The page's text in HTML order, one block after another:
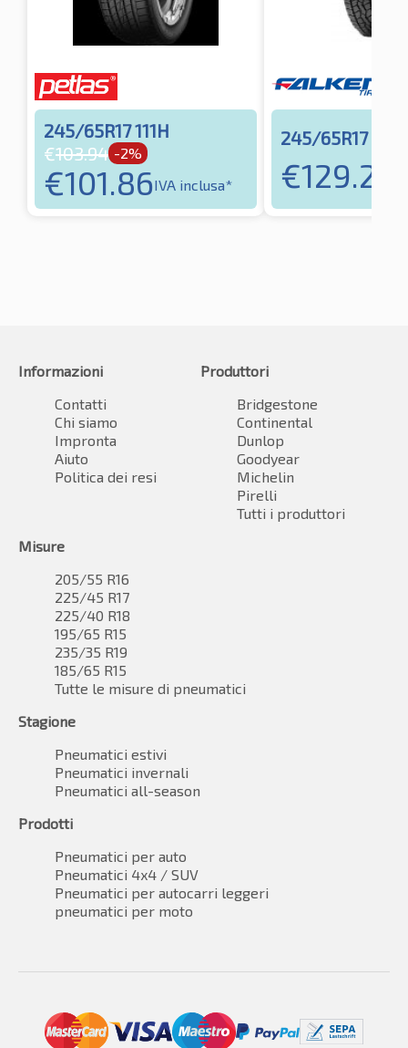
245/65R17 111H
€103.94 -2%
€101.86IVA inclusa*
245/65R17 111H
€129.21
Informazioni
Contatti
Chi siamo
Impronta
Aiuto
Politica dei resi
Produttori
Bridgestone
Continental
Dunlop
Goodyear
Michelin
Pirelli
Tutti i produttori
Misure
205/55 R16
225/45 R17
225/40 R18
195/65 R15
235/35 R19
185/65 R15
Tutte le misure di pneumatici
Stagione
Pneumatici estivi
Pneumatici invernali
Pneumatici all-season
Prodotti
Pneumatici per auto
Pneumatici 4x4 / SUV
Pneumatici per autocarri leggeri
pneumatici per moto